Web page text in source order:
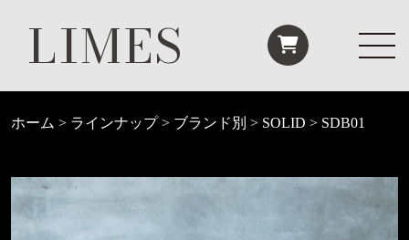
LIMES
ホーム > ラインナップ> ブランド別 > SOLID > SDB01